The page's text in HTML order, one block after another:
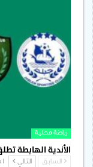
رياضة محلية
الأندية الهابطة
السابق التالي